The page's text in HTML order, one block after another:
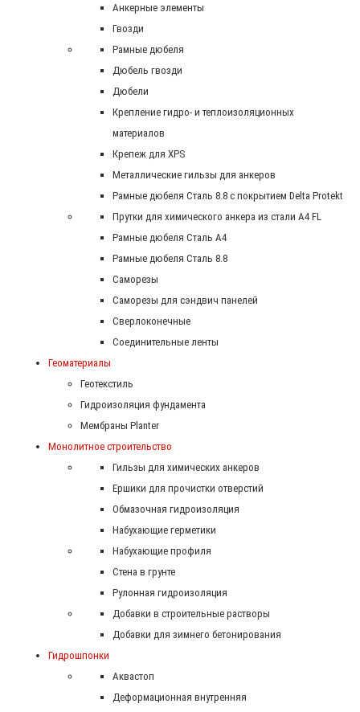
Анкерные элементы
Гвозди
Рамные дюбеля
Дюбель гвозди
Дюбели
Крепление гидро- и теплоизоляционных
материалов
Крепеж для XPS
Металлические гильзы для анкеров
Рамные дюбеля Сталь 8.8 с покрытием Delta Protekt
Прутки для химического анкера из стали А4 FL
Рамные дюбеля Сталь A4
Рамные дюбеля Сталь 8.8
Саморезы
Саморезы для сэндвич панелей
Сверлоконечные
Соединительные ленты
Геоматериалы
Геотекстиль
Гидроизоляция фундамента
Мембраны Planter
Монолитное строительство
Гильзы для химических анкеров
Ершики для прочистки отверстий
Обмазочная гидроизоляция
Набухающие герметики
Набухающие профиля
Стена в грунте
Рулонная гидроизоляция
Добавки в строительные растворы
Добавки для зимнего бетонирования
Гидрошпонки
Аквастоп
Деформационная внутренняя